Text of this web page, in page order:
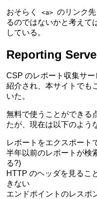
おそらく <a> のリンク
るのではないかと考えて
している。
Reporting
CSP のレポート収集サー
紹介され、本サイトでも
いた。
無料で使うことができる
たが、現在は以下のよう
レポートをエクスポート
半年以前のレポートが検
る?)
HTTP のヘッダを見るこ
きない
エンドポイントのレスポ